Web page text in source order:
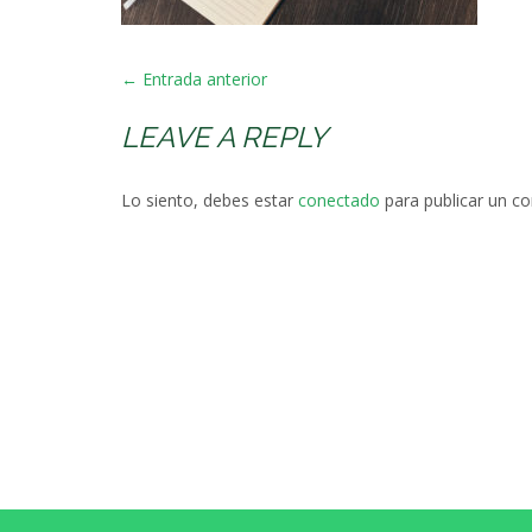
POST
NAVIGATION
← Entrada anterior
LEAVE A REPLY
Lo siento, debes estar conectado para publicar un